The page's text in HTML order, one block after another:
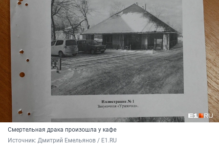
Смертельная драка произошла у кафе
Источник: Дмитрий Емельянов / E1.RU